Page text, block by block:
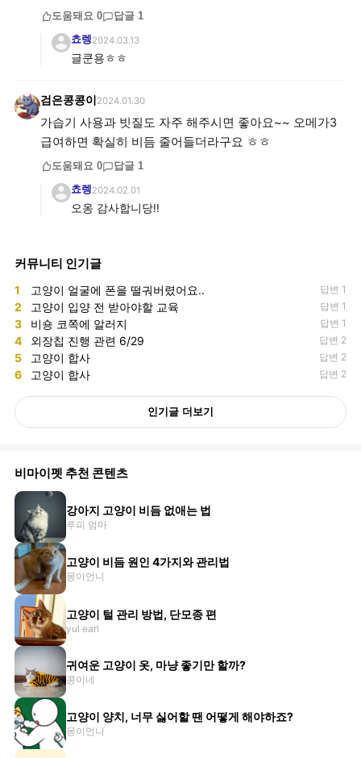
도움돼요 0 답글 1
쵸렝2024.03.13
글쿤용ㅎㅎ
검은콩콩이 2024.01.30
가습기 사용과 빗질도 자주 해주시면 좋아요~~ 오메가3
급여하면 확실히 비듬 줄어들더라구요 ㅎㅎ
도움돼요 0 답글 1
쵸렝2024.02.01
오옹 감사합니당!!
커뮤니티 인기글
1 고양이 얼굴에 폰을 떨궈버렸어요.. 답변 1
2 고양이 입양 전 받아야할 교육 답변 1
3 비숑 코쪽에 알러지 답변 1
4 외장칩 진행 관련 6/29 답변 2
5 고양이 합사 답변 2
6 고양이 합사 답변 2
인기글 더보기
비마이펫 추천 콘텐츠
강아지 고양이 비듬 없애는 법
루피 엄마
고양이 비듬 원인 4가지와 관리법
몽이언니
고양이 털 관리 방법, 단모종 편
yul earl
귀여운 고양이 옷, 마냥 좋기만 할까?
콩이네
고양이 양치, 너무 싫어할 땐 어떻게 해야하죠?
몽이언니